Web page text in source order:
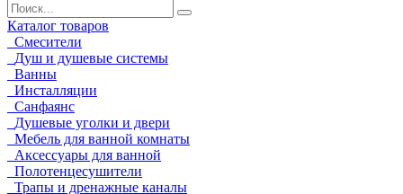
Каталог товаров
Смесители
Душ и душевые системы
Ванны
Инсталляции
Санфаянс
Душевые уголки и двери
Мебель для ванной комнаты
Аксессуары для ванной
Полотенцесушители
Трапы и дренажные каналы